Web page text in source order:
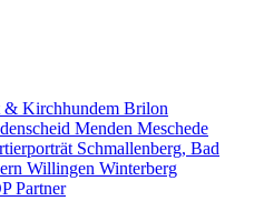
& Kirchhundem Brilon
Menden Meschede
Schmallenberg, Bad
Willingen Winterberg
Partner